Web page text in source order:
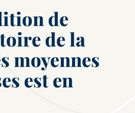
de
de la
moyennes
est en